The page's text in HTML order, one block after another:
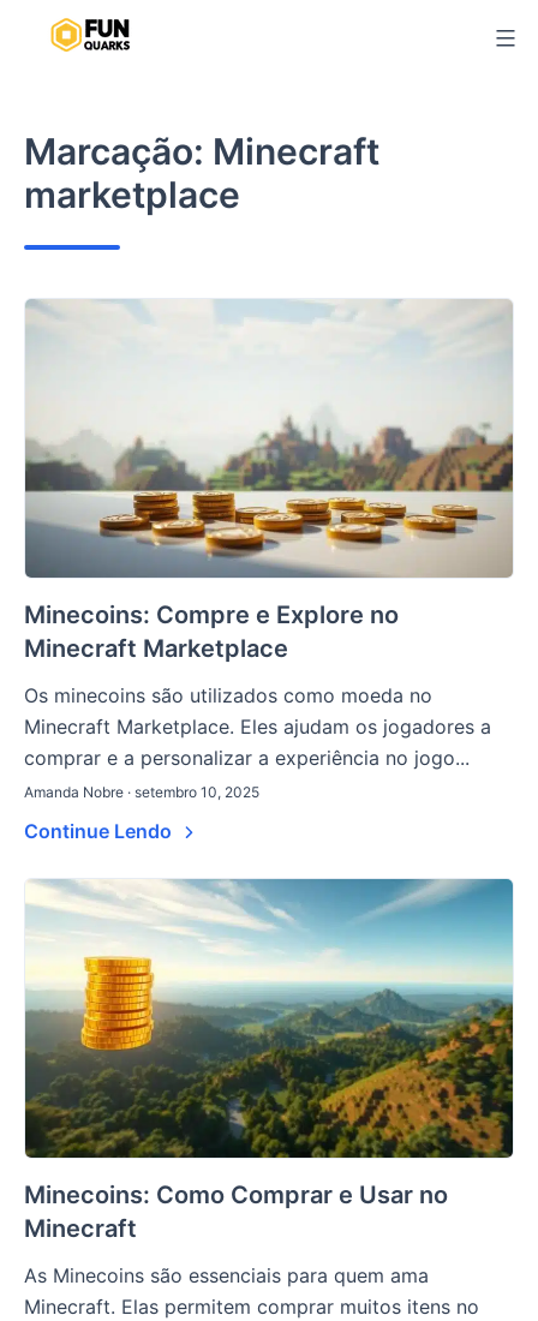
Marcação: Minecraft
marketplace
Minecoins: Compre e Explore no
Minecraft Marketplace
Os minecoins são utilizados como moeda no
Minecraft Marketplace. Eles ajudam os jogadores a
comprar e a personalizar a experiência no jogo...
Amanda Nobre · setembro 10, 2025
Continue Lendo
Minecoins: Como Comprar e Usar no
Minecraft
As Minecoins são essenciais para quem ama
Minecraft. Elas permitem comprar muitos itens no